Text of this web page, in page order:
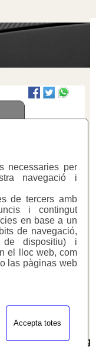
necessaries per
navegació i
de tercers amb
i contingut
en base a un
de navegació,
dispositiu) i
el lloc web, com
las pàginas web
Accepta totes
Next
in